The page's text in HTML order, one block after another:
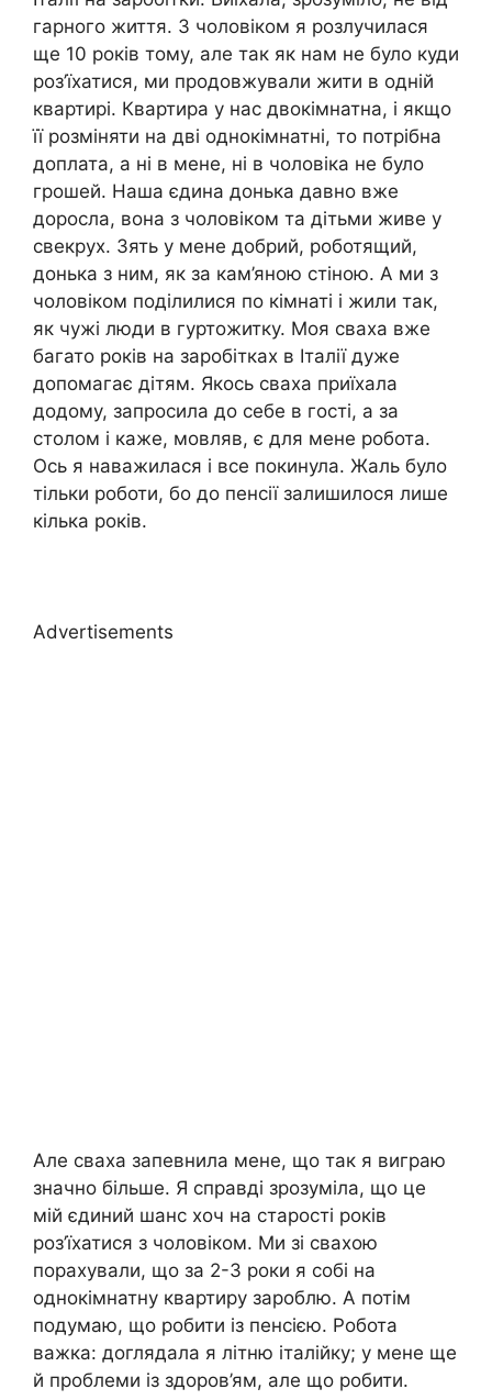
гарного життя. З чоловіком я розлучилася
ще 10 років тому, але так як нам не було куди
роз’їхатися, ми продовжували жити в одній
квартирі. Квартира у нас двокімнатна, і якщо
її розміняти на дві однокімнатні, то потрібна
доплата, а ні в мене, ні в чоловіка не було
грошей. Наша єдина донька давно вже
доросла, вона з чоловіком та дітьми живе у
свекрух. Зять у мене добрий, роботящий,
донька з ним, як за кам’яною стіною. А ми з
чоловіком поділилися по кімнаті і жили так,
як чужі люди в гуртожитку. Моя сваха вже
багато років на заробітках в Італії дуже
допомагає дітям. Якось сваха приїхала
додому, запросила до себе в гості, а за
столом і каже, мовляв, є для мене робота.
Ось я наважилася і все покинула. Жаль було
тільки роботи, бо до пенсії залишилося лише
кілька років.
Advertisements
Але сваха запевнила мене, що так я виграю
значно більше. Я справді зрозуміла, що це
мій єдиний шанс хоч на старості років
роз’їхатися з чоловіком. Ми зі свахою
порахували, що за 2-3 роки я собі на
однокімнатну квартиру зароблю. А потім
подумаю, що робити із пенсією. Робота
важка: доглядала я літню італійку; у мене ще
й проблеми із здоров’ям, але що робити.